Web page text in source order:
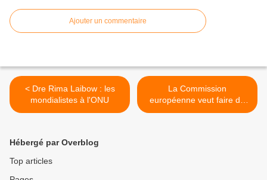
Ajouter un commentaire
< Dre Rima Laibow : les
mondialistes à l'ONU
La Commission
européenne veut faire du
CO2 un « produit
Hébergé par Overblog
Top articles